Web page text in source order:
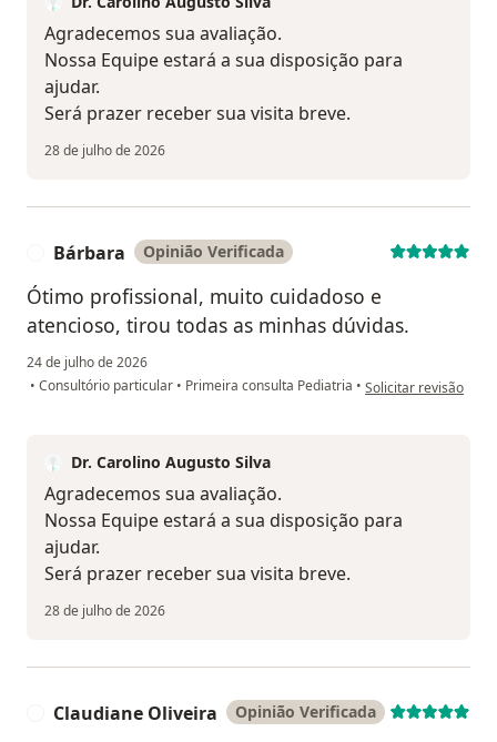
Agradecemos sua avaliação.
Nossa Equipe estará a sua disposição para
ajudar.
Será prazer receber sua visita breve.
28 de julho de 2026
Bárbara Opinião Verificada
Ótimo profissional, muito cuidadoso e
atencioso, tirou todas as minhas dúvidas.
24 de julho de 2026
• Consultório particular • Primeira consulta Pediatria • na opinião do
Solicitar revisão
Dr. Carolino Augusto Silva
Agradecemos sua avaliação.
Nossa Equipe estará a sua disposição para
ajudar.
Será prazer receber sua visita breve.
28 de julho de 2026
Claudiane Oliveira Opinião Verificada